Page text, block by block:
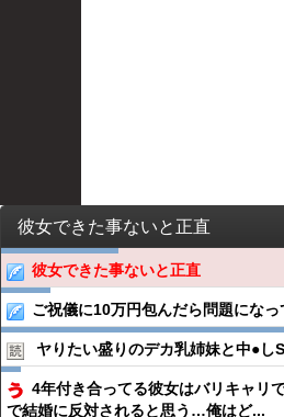
彼女できた事ないと正直
彼女できた事ないと正直
ご祝儀に10万円包んだら問題になっ
ヤりたい盛りのデカ乳姉妹と中●︎し
4年付き合ってる彼女はバリキャリ
で結婚に反対されると思う…俺はど...